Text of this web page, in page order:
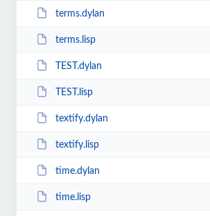
terms.dylan
terms.lisp
TEST.dylan
TEST.lisp
textify.dylan
textify.lisp
time.dylan
time.lisp